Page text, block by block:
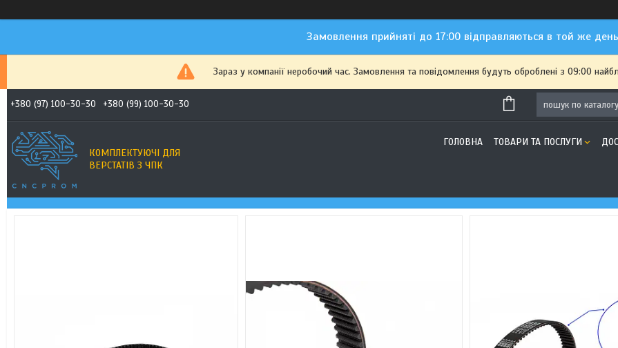
Замовлення прийняті до 17:00 відправляються в той же
Зараз у компанії неробочий час. Замовлення та повідомлення будуть оброблені з 09:00
+380 (97) 100-30-30 +380 (99) 100-30-30
КОМПЛЕКТУЮЧІ ДЛЯ
ВЕРСТАТІВ З ЧПК
ГОЛОВНА ТОВАРИ ТА ПОСЛУГИ